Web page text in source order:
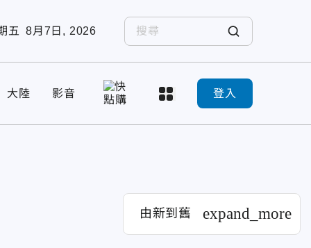
五 8月7日, 2026
大陸 影音 登入
由新到舊 expand_more